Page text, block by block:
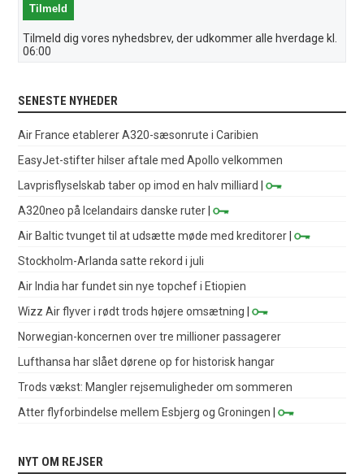
Tilmeld dig vores nyhedsbrev, der udkommer alle hverdage kl.
06:00
SENESTE NYHEDER
Air France etablerer A320-sæsonrute i Caribien
EasyJet-stifter hilser aftale med Apollo velkommen
Lavprisflyselskab taber op imod en halv milliard
|
A320neo på Icelandairs danske ruter |
Air Baltic tvunget til at udsætte møde med kreditorer |
Stockholm-Arlanda satte rekord i juli
Air India har fundet sin nye topchef i Etiopien
Wizz Air flyver i rødt trods højere omsætning |
Norwegian-koncernen over tre millioner passagerer
Lufthansa har slået dørene op for historisk hangar
Trods vækst: Mangler rejsemuligheder om sommeren
Atter flyforbindelse mellem Esbjerg og Groningen |
NYT OM REJSER